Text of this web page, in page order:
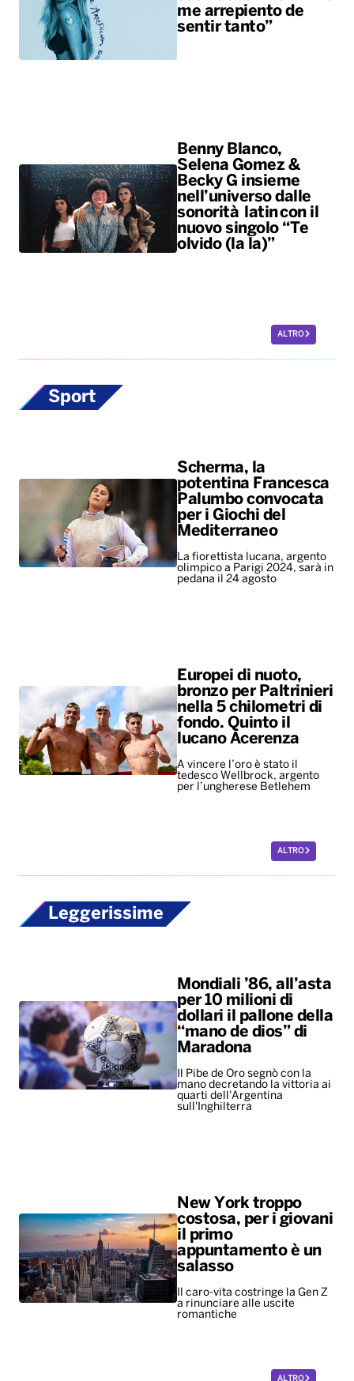
me arrepiento de
sentir tanto”
Benny Blanco,
Selena Gomez &
Becky G insieme
nell’universo dalle
sonorità latin con il
nuovo singolo “Te
olvido (la la)”
ALTRO
Sport
Scherma, la
potentina Francesca
Palumbo convocata
per i Giochi del
Mediterraneo
La fiorettista lucana, argento
olimpico a Parigi 2024, sarà in
pedana il 24 agosto
Europei di nuoto,
bronzo per Paltrinieri
nella 5 chilometri di
fondo. Quinto il
lucano Acerenza
A vincere l’oro è stato il
tedesco Wellbrock, argento
per l’ungherese Betlehem
ALTRO
Leggerissime
Mondiali ’86, all’asta
per 10 milioni di
dollari il pallone della
“mano de dios” di
Maradona
Il Pibe de Oro segnò con la
mano decretando la vittoria ai
quarti dell'Argentina
sull'Inghilterra
New York troppo
costosa, per i giovani
il primo
appuntamento è un
salasso
Il caro-vita costringe la Gen Z
a rinunciare alle uscite
romantiche
ALTRO